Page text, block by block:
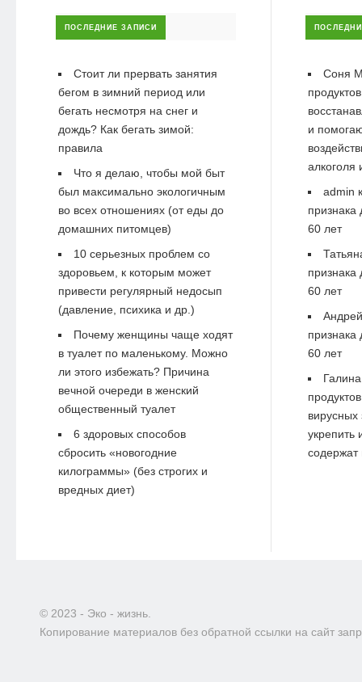
ПОСЛЕДНИЕ ЗАПИСИ
Стоит ли прервать занятия
бегом в зимний период или
бегать несмотря на снег и
дождь? Как бегать зимой:
правила
Что я делаю, чтобы мой быт
был максимально экологичным
во всех отношениях (от еды до
домашних питомцев)
10 серьезных проблем со
здоровьем, к которым может
привести регулярный недосып
(давление, психика и др.)
Почему женщины чаще ходят
в туалет по маленькому. Можно
ли этого избежать? Причина
вечной очереди в женский
общественный туалет
6 здоровых способов
сбросить «новогодние
килограммы» (без строгих и
вредных диет)
Соня
и
алкоголя
admin
60 лет
60 лет
Андрей
60 лет
Галина
вирусных
укрепить
содержат
© 2023 - Эко - жизнь.
Копирование материалов без обратной ссылки на сайт